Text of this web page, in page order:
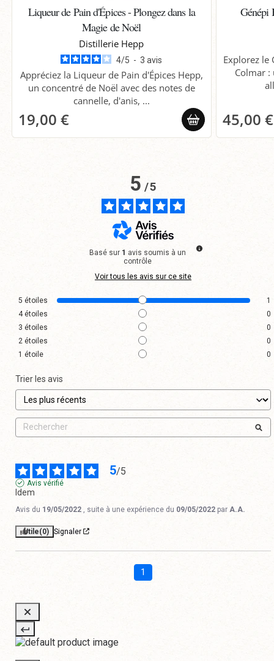
Liqueur de Pain d'Épices - Plongez dans la
Magie de Noël
Distillerie Hepp
4/5 - 3avis
Appréciez la Liqueur de Pain d'Épices Hepp,
un concentré de Noël avec des notes de
cannelle, d'anis, ...
19,00 €
Génépi
Explorez le
Colmar
45,00 €
5/5
Basé sur 1 avis soumis à un
contrôle
Voir tous les avis sur ce site
5 étoiles
1
4 étoiles
0
3 étoiles
0
2 étoiles
0
1 étoile 0
Trier les avis
5/5
Avis vérifié
Idem
Avis du 19/05/2022 , suite à une expérience du 09/05/2022 par A.A.
Utile(0) Signaler
1